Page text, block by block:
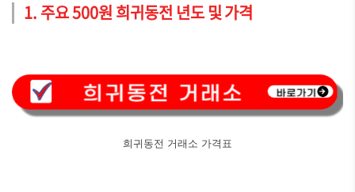
1. 주요 500원 희귀동전 년도 및 가격
희귀동전 거래소 가격표